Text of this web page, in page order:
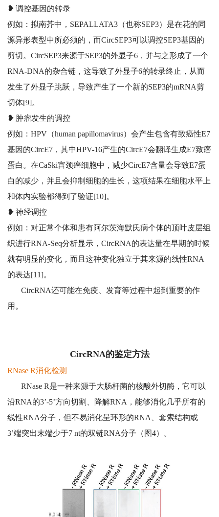
❥ 调控基因的转录
例如：拟南芥中，SEPALLATA3（也称SEP3）是在花的同
源异形表型中所必须的，而CircSEP3可以调控SEP3基因的
剪切。CircSEP3来源于SEP3的外显子6，并与之形成了一个
RNA-DNA的杂合链，这导致了外显子6的转录终止，从而
发生了外显子跳跃，导致产生了一个新的SEP3的mRNA剪
切体[9]。
❥ 肿瘤发生的调控
例如：HPV（human papillomavirus）会产生包含有致癌性E7
基因的CircE7，其中HPV-16产生的CircE7会翻译生成E7致癌
蛋白。在CaSki宫颈癌细胞中，减少CircE7含量会导致E7蛋
白的减少，并且会抑制细胞的生长，这项结果在细胞水平上
和体内实验都得到了验证[10]。
❥ 神经调控
例如：对正常个体和患有阿尔茨海默氏病个体的顶叶皮层组
织进行RNA-Seq分析显示，CircRNA的表达量在早期的时候
就有明显的变化，而且这种变化独立于其来源的线性RNA
的表达[11]。
CircRNA还可能在免疫、发育等过程中起到重要的作
用。
CircRNA的鉴定方法
RNase R消化检测
RNase R是一种来源于大肠杆菌的核酸外切酶，它可以
沿RNA的3’-5’方向切割、降解RNA，能够消化几乎所有的
线性RNA分子，但不易消化呈环形的RNA、套索结构或
3’端突出末端少于7 nt的双链RNA分子（图4）。